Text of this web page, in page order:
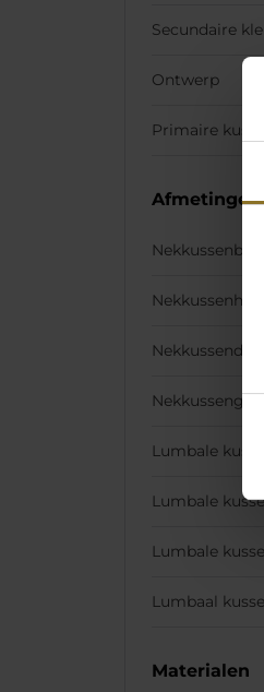
Secundaire
Ontwerp
Primaire
Afmetingen
Lumbale
Lumbale
Lumbale
Lumbaal
Materialen